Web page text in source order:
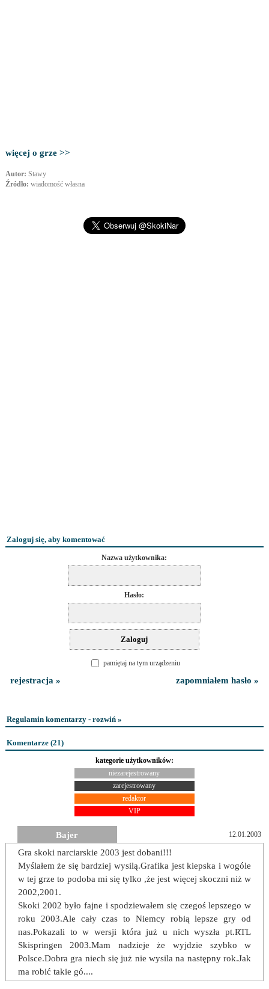
więcej o grze >>
Autor: Stawy
Źródło: wiadomość własna
Zaloguj się, aby komentować
Nazwa użytkownika:
Hasło:
pamiętaj na tym urządzeniu
rejestracja » zapomniałem hasło »
Regulamin komentarzy - rozwiń »
Komentarze (21)
kategorie użytkowników:
niezarejestrowany
zarejestrowany
redaktor
VIP
Bajer 12.01.2003
Gra skoki narciarskie 2003 jest dobani!!!
Myślałem że się bardziej wysilą.Grafika jest kiepska i wogóle
w tej grze to podoba mi się tylko ,że jest więcej skoczni niż w
2002,2001.
Skoki 2002 było fajne i spodziewałem się czegoś lepszego w
roku 2003.Ale cały czas to Niemcy robią lepsze gry od
nas.Pokazali to w wersji która już u nich wyszła pt.RTL
Skispringen 2003.Mam nadzieje że wyjdzie szybko w
Polsce.Dobra gra niech się już nie wysila na następny rok.Jak
ma robić takie gó....